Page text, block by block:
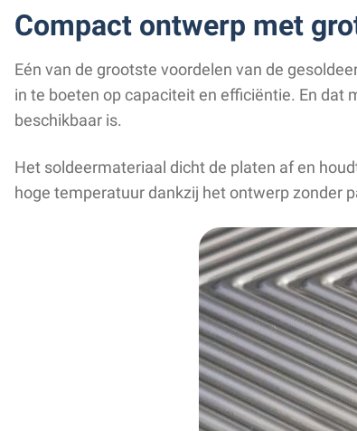
Compact ontwerp met
Eén van de grootste voordelen van de
in te boeten op capaciteit en efficiëntie. En
beschikbaar is.
Het soldeermateriaal dicht de platen af en
hoge temperatuur dankzij het ontwerp zonder